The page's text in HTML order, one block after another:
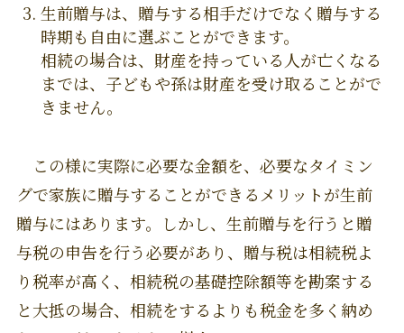
生前贈与は、贈与する相手だけでなく贈与する
時期も自由に選ぶことができます。
相続の場合は、財産を持っている人が亡くなる
までは、子どもや孫は財産を受け取ることがで
きません。
この様に実際に必要な金額を、必要なタイミン
グで家族に贈与することができるメリットが生前
贈与にはあります。しかし、生前贈与を行うと贈
与税の申告を行う必要があり、贈与税は相続税よ
り税率が高く、相続税の基礎控除額等を勘案する
と大抵の場合、相続をするよりも税金を多く納め